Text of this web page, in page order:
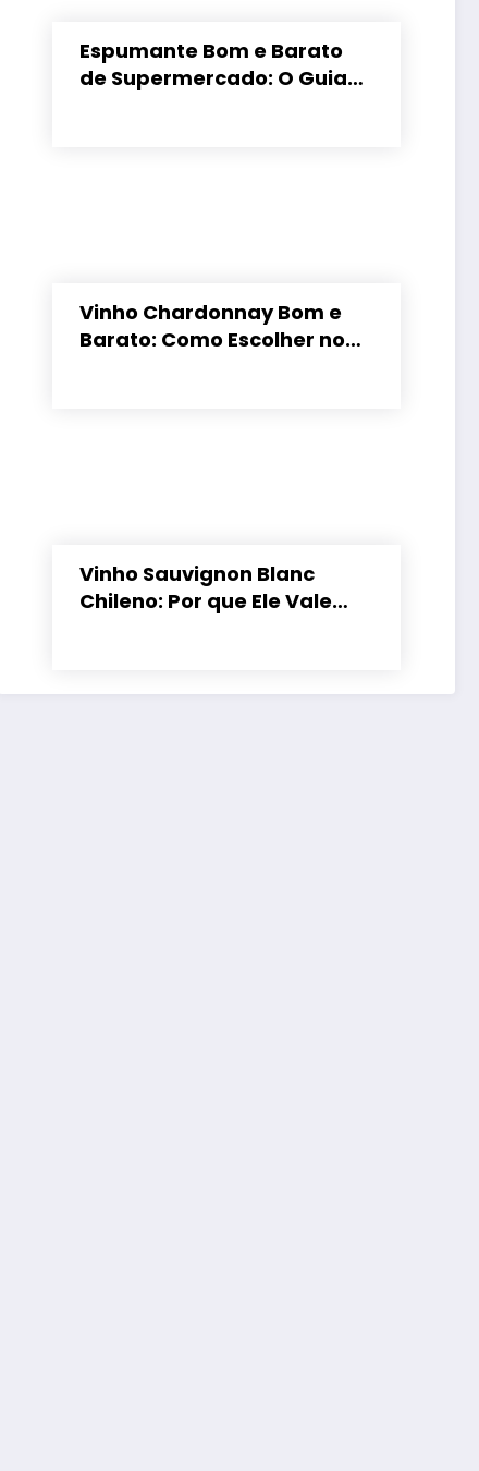
Espumante Bom e Barato
de Supermercado: O Guia
Vinho Chardonnay Bom e
Barato: Como Escolher no
Vinho Sauvignon Blanc
Chileno: Por que Ele Vale